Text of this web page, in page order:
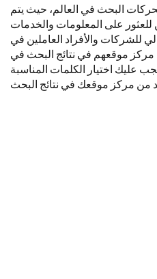
البحث في العالم، حيث يتم
على المعلومات والخدمات
للشركات والأفراد العاملين في
موقعهم في نتائج البحث في
عليك اختيار الكلمات المناسبة